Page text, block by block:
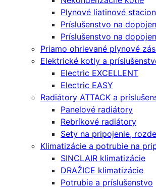
Plynové liatinové
Príslušenstvo na
Príslušenstvo na
Priamo ohrievané plynové
Elektrické kotly a
Electric EXCELLENT
Electric EASY
Radiátory ATTACK a
Panelové radiátory
Rebríkové radiátory
Sety na pripojenie,
Klimatizácie a potrubie na
SINCLAIR klimatizácie
DRAŽICE klimatizácie
Potrubie a príslušenstvo